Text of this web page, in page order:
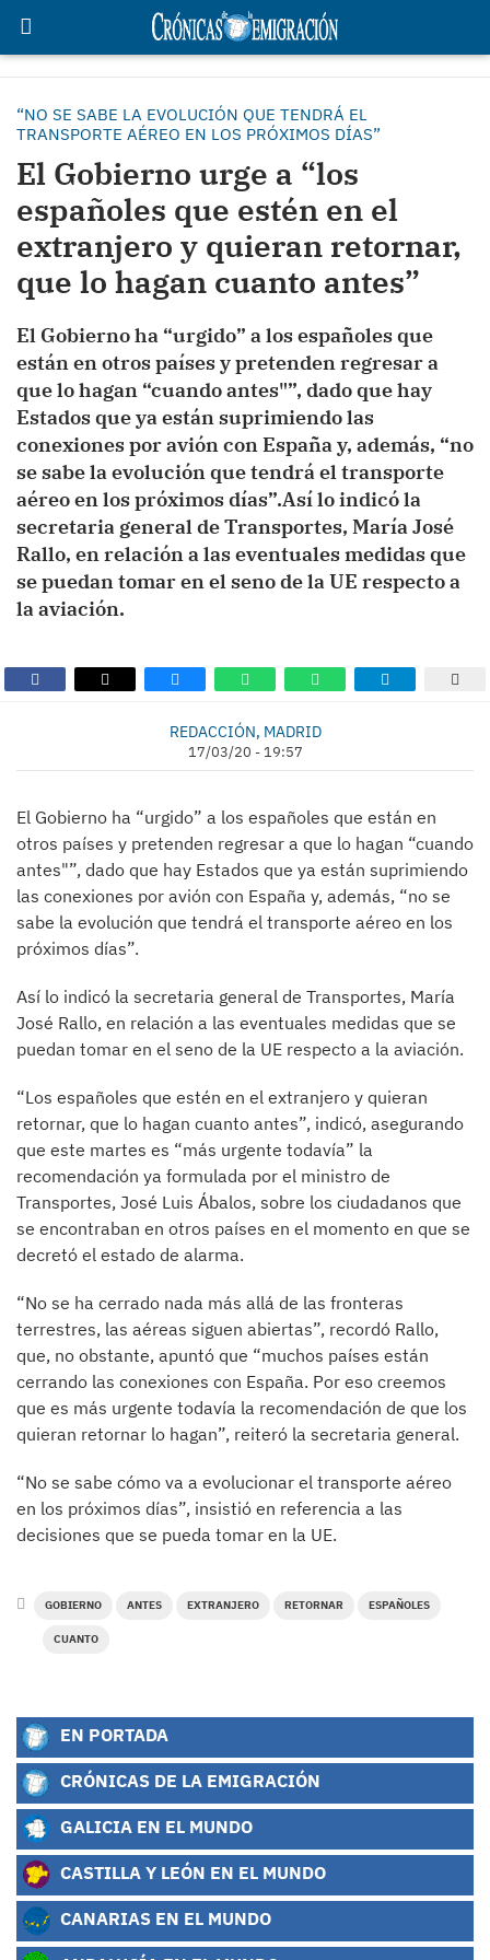
“NO SE SABE LA EVOLUCIÓN QUE TENDRÁ EL
TRANSPORTE AÉREO EN LOS PRÓXIMOS DÍAS”
El Gobierno urge a “los
españoles que estén en el
extranjero y quieran retornar,
que lo hagan cuanto antes”
El Gobierno ha “urgido” a los españoles que
están en otros países y pretenden regresar a
que lo hagan “cuando antes"”, dado que hay
Estados que ya están suprimiendo las
conexiones por avión con España y, además, “no
se sabe la evolución que tendrá el transporte
aéreo en los próximos días”.Así lo indicó la
secretaria general de Transportes, María José
Rallo, en relación a las eventuales medidas que
se puedan tomar en el seno de la UE respecto a
la aviación.
REDACCIÓN, MADRID
17/03/20 - 19:57
El Gobierno ha “urgido” a los españoles que están en
otros países y pretenden regresar a que lo hagan “cuando
antes"”, dado que hay Estados que ya están suprimiendo
las conexiones por avión con España y, además, “no se
sabe la evolución que tendrá el transporte aéreo en los
próximos días”.
Así lo indicó la secretaria general de Transportes, María
José Rallo, en relación a las eventuales medidas que se
puedan tomar en el seno de la UE respecto a la aviación.
“Los españoles que estén en el extranjero y quieran
retornar, que lo hagan cuanto antes”, indicó, asegurando
que este martes es “más urgente todavía” la
recomendación ya formulada por el ministro de
Transportes, José Luis Ábalos, sobre los ciudadanos que
se encontraban en otros países en el momento en que se
decretó el estado de alarma.
“No se ha cerrado nada más allá de las fronteras
terrestres, las aéreas siguen abiertas”, recordó Rallo,
que, no obstante, apuntó que “muchos países están
cerrando las conexiones con España. Por eso creemos
que es más urgente todavía la recomendación de que los
quieran retornar lo hagan”, reiteró la secretaria general.
“No se sabe cómo va a evolucionar el transporte aéreo
en los próximos días”, insistió en referencia a las
decisiones que se pueda tomar en la UE.
GOBIERNO ANTES EXTRANJERO RETORNAR ESPAÑOLES
CUANTO
EN PORTADA
CRÓNICAS DE LA EMIGRACIÓN
GALICIA EN EL MUNDO
CASTILLA Y LEÓN EN EL MUNDO
CANARIAS EN EL MUNDO